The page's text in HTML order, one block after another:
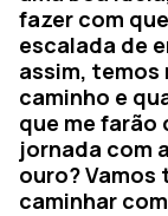
fazer com
escalada de
assim,
caminho e
que me farão
jornada com
ouro? Vamos
caminhar